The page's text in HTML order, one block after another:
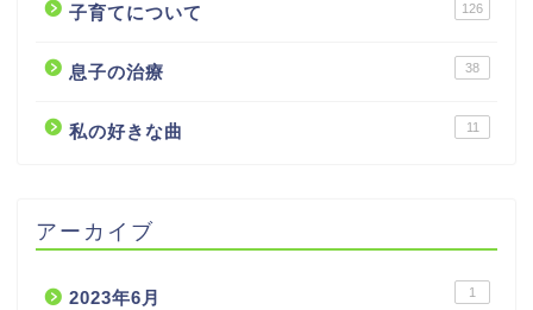
子育てについて 126
息子の治療 38
私の好きな曲 11
アーカイブ
2023年6月 1